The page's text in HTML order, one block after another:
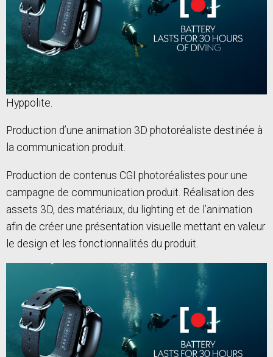
Hyppolite.
Production d’une animation 3D photoréaliste destinée à
la communication produit.
Production de contenus CGI photoréalistes pour une
campagne de communication produit. Réalisation des
assets 3D, des matériaux, du lighting et de l’animation
afin de créer une présentation visuelle mettant en valeur
le design et les fonctionnalités du produit.